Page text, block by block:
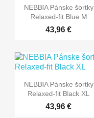
NEBBIA Pánske šortky
Relaxed-fit Blue M
43,96 €
NEBBIA Pánske šortky
Relaxed-fit Black XL
43,96 €